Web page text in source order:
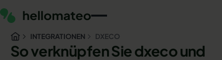
INTEGRATIONEN DXECO
So verknüpfen Sie dxeco und